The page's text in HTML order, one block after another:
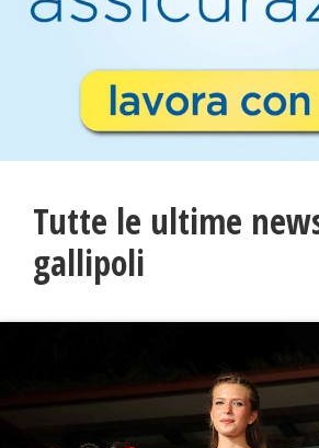
Tutte le ultime
gallipoli